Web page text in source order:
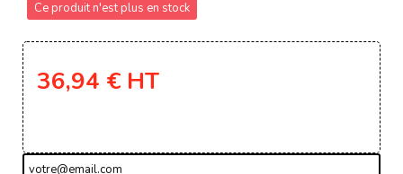
Ce produit n'est plus en stock
36,94 € HT